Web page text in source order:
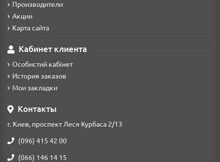
Производители
Акции
Карта сайта
Кабинет клиента
Особистий кабінет
История заказов
Мои закладки
Контакты
г. Киев, проспект Леся Курбаса 2/13
(096) 415 42 00
(066) 146 14 15